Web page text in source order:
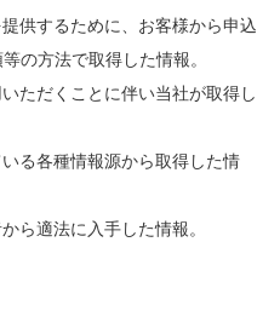
供するために、お客様から申込
の方法で取得した情報。
ただくことに伴い当社が取得し
る各種情報源から取得した情
ら適法に入手した情報。